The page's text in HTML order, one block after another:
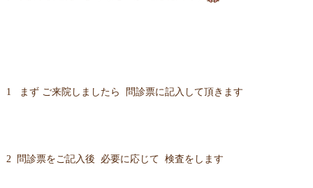
1 まず ご来院しましたら 問診票に記入して頂きます
2 問診票をご記入後 必要に応じて 検査をします